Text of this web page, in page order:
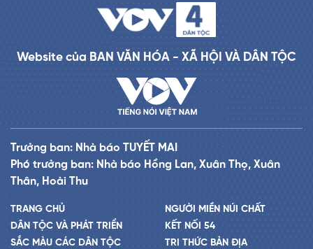
Website của BAN VĂN HÓA - XÃ HỘI VÀ DÂN TỘC
Trưởng ban: Nhà báo TUYẾT MAI
Phó trưởng ban: Nhà báo Hồng Lan, Xuân Thọ, Xuân
Thân, Hoài Thu
TRANG CHỦ
DÂN TỘC VÀ PHÁT TRIỂN
SẮC MÀU CÁC DÂN TỘC
NGƯỜI MIỀN NÚI CHẤT
KẾT NỐI 54
TRI THỨC BẢN ĐỊA